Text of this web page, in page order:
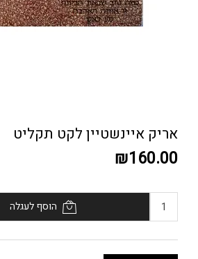
אריק איינשטיין לקט תקליט
₪160.00
הוסף לעגלה